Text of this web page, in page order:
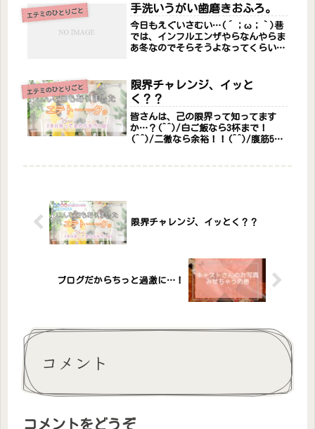
やつをくださるのです。(*´ω｀*)う
れしー！！！みんなのきもちが嬉
し...
エテミのひとりごと 手洗いうがい歯磨きおふろ。
今日もえぐいさむい…(´；ω；｀)巷
では、インフルエンザやらなんやらま
あ冬なのでそらそうよなってくらい風
かからなかったエテミなんですが、10
代20代のころはしょっちゅう風邪...
エテミのひとりごと
限界チャレンジ、イッと
く？？
皆さんは、己の限界って知ってます
か…？(^^)/白ご飯なら3杯まで！
(^^)/二徹なら余裕！！(^^)/腹筋500
限界チャレンジ、イッとく？？
ブログだからちっと過激に…！
コメント
コメントをどうぞ